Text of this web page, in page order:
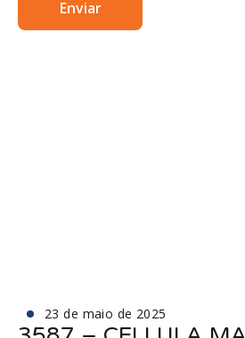
23 de maio de 2025